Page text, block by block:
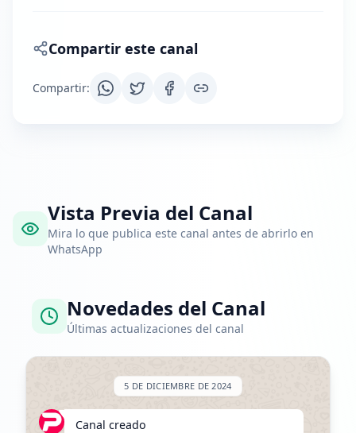
Compartir este canal
Compartir:
Vista Previa del Canal
Mira lo que publica este canal antes de abrirlo en
WhatsApp
Novedades del Canal
Últimas actualizaciones del canal
5 DE DICIEMBRE DE 2024
Canal creado